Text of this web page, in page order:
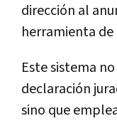
dirección al
herramienta
Este sistema
declaración
sino que